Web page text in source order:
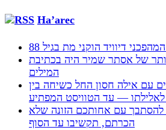
Ha’arec
דיוויד הוקני מת בגיל 88
של אסתר שמיר היה בכתיבת
המילים
עם אילה חסון החל כשיחה בין
— עד הטוויסט המפתיע
עם אחותכם הזונה שלא
הכרתם, תקשיבו עד הסוף